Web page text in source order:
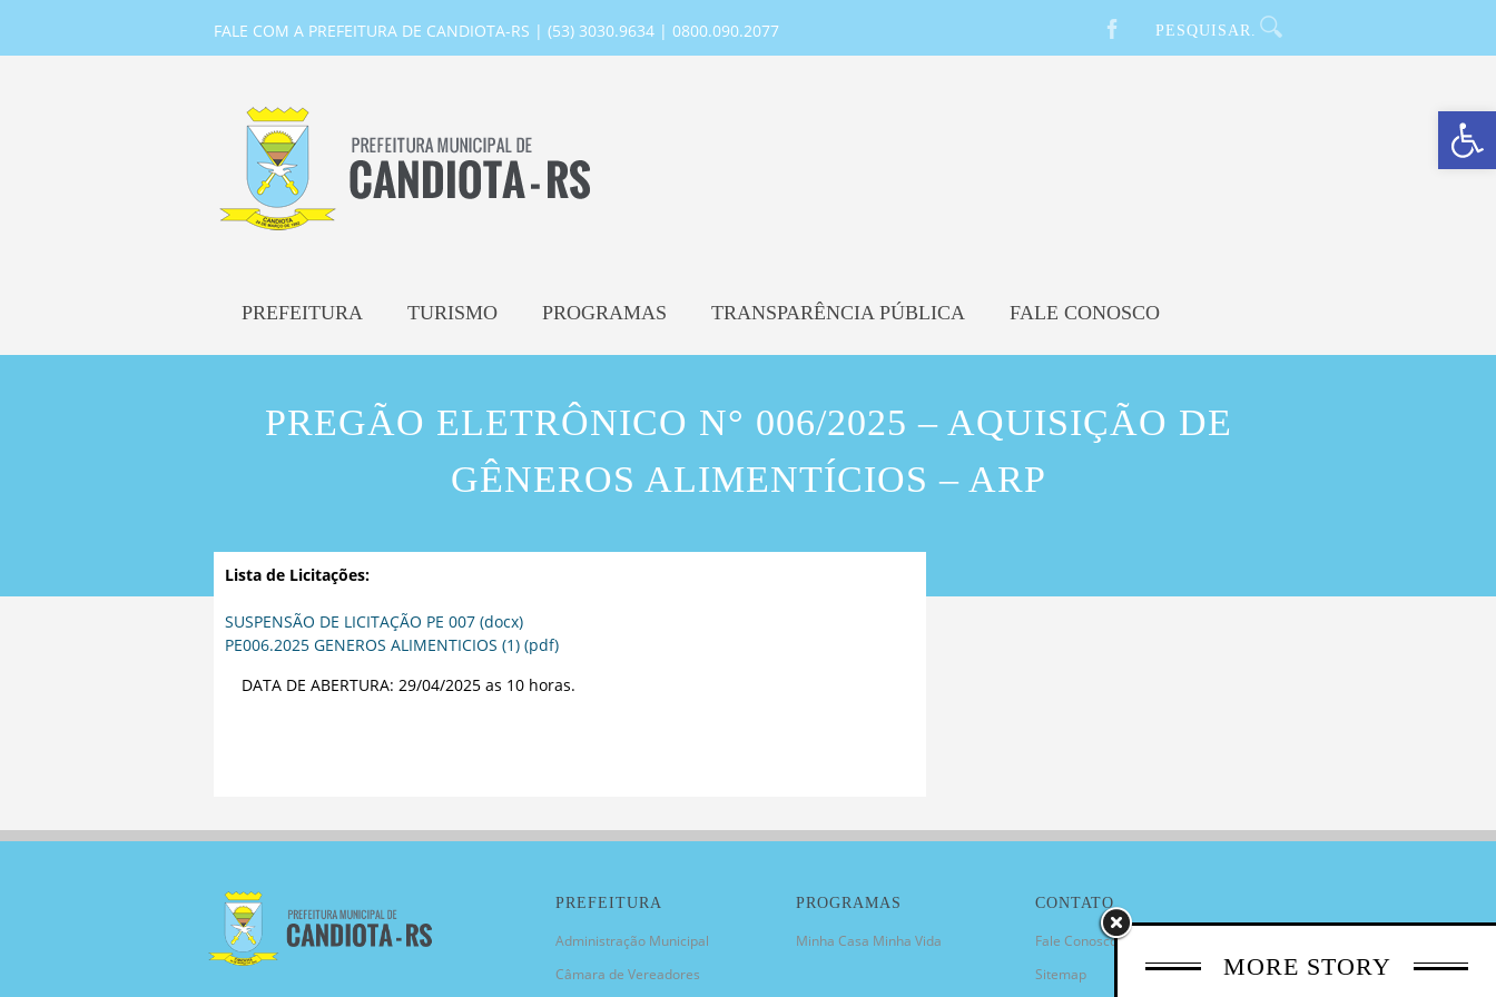
Barra de Ferramentas Aberta
FALE COM A PREFEITURA DE CANDIOTA-RS | (53) 3030.9634 | 0800.090.2077
PREFEITURA TURISMO PROGRAMAS TRANSPARÊNCIA PÚBLICA FALE CONOSCO
PREGÃO ELETRÔNICO N° 006/2025 – AQUISIÇÃO DE
GÊNEROS ALIMENTÍCIOS – ARP
Lista de Licitações:
SUSPENSÃO DE LICITAÇÃO PE 007 (docx)
PE006.2025 GENEROS ALIMENTICIOS (1) (pdf)
DATA DE ABERTURA: 29/04/2025 as 10 horas.
MORE STORY
PREFEITURA
Administração Municipal
Câmara de Vereadores
PROGRAMAS
Minha Casa Minha Vida
CONTATO
Fale Conosco
Sitemap